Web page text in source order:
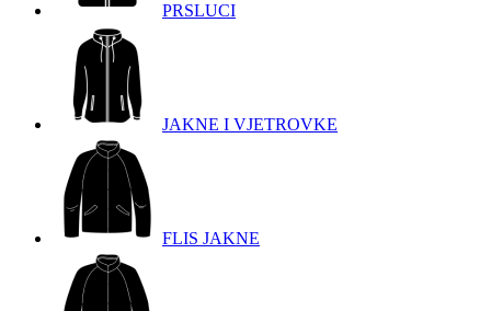
PRSLUCI
JAKNE I VJETROVKE
FLIS JAKNE